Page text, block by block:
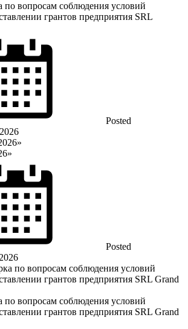
по вопросам соблюдения условий
грантов предприятия SRL
Posted
Posted
по вопросам соблюдения условий
грантов предприятия SRL Grand